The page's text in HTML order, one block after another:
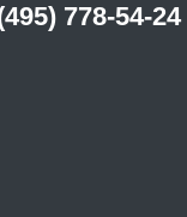
778-54-24